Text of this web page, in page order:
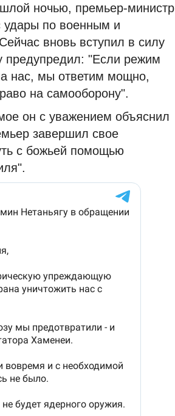
ночью, премьер-министр
по военным и
вновь вступил в силу
предупредил: "Если режим
нас, мы ответим мощно,
на самооборону".
он с уважением объяснил
завершил свое
с божьей помощью